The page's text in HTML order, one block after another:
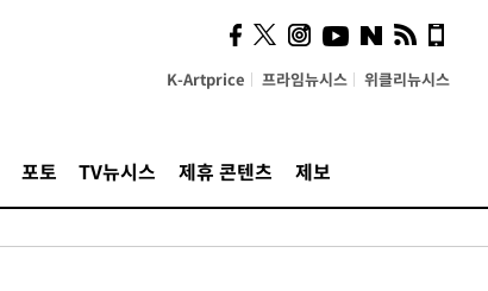
K-Artprice 프라임뉴시스 위클리뉴시스
포토 TV뉴시스 제휴 콘텐츠 제보
시, 스마트폰 액세서리에
NFC 더했다